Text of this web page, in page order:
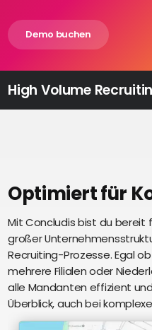
Demo buchen
High Volume
Optimiert für
Mit Concludis bist du bereit
großer
Recruiting-Prozesse. Egal
mehrere Filialen oder
alle Mandanten effizient
Überblick, auch bei